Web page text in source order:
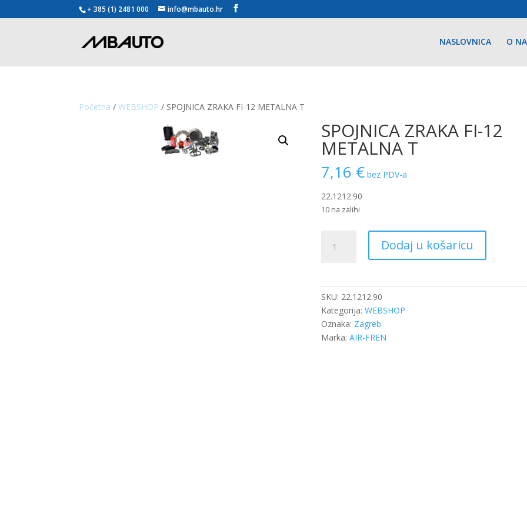
+ 385 (1) 2481 000 info@mbauto.hr
NASLOVNICA O
Početna /WEBSHOP / SPOJNICA ZRAKA FI-12 METALNA T
SPOJNICA ZRAKA FI-12
METALNA T
7,16 € bez PDV-a
22.1212.90
10 na zalihi
ZRAKA
količina
Dodaj u košaricu
SKU: 22.1212.90
Kategorija:WEBSHOP
Oznaka: Zagreb
Marka:AIR-FREN